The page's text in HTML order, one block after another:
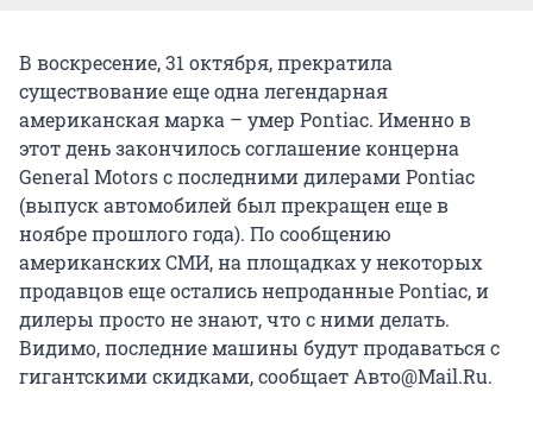
В воскресение, 31 октября, прекратила
существование еще одна легендарная
американская марка – умер Pontiac. Именно в
этот день закончилось соглашение концерна
General Motors с последними дилерами Pontiac
(выпуск автомобилей был прекращен еще в
ноябре прошлого года). По сообщению
американских СМИ, на площадках у некоторых
продавцов еще остались непроданные Pontiac, и
дилеры просто не знают, что с ними делать.
Видимо, последние машины будут продаваться с
гигантскими скидками, сообщает Авто@Mail.Ru.